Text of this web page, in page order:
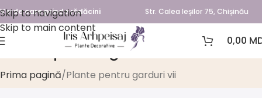
Skip to navigation
Skip to main content
Verde care prinde rădăcini Str. Calea Ieșilor 75, Chișinău
0,00
Plante pentru garduri vii
Prima pagină Plante pentru garduri vii